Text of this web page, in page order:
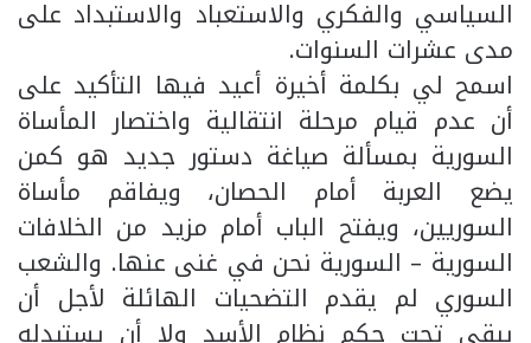
السياسي والفكري والاستعباد والاستبداد على
مدى عشرات السنوات.
اسمح لي بكلمة أخيرة أعيد فيها التأكيد على
أن عدم قيام مرحلة انتقالية واختصار المأساة
السورية بمسألة صياغة دستور جديد هو كمن
يضع العربة أمام الحصان، ويفاقم مأساة
السوريين، ويفتح الباب أمام مزيد من الخلافات
السورية – السورية نحن في غنى عنها. والشعب
السوري لم يقدم التضحيات الهائلة لأجل أن
يبقى تحت حكم نظام الأسد ولا أن يستبدله